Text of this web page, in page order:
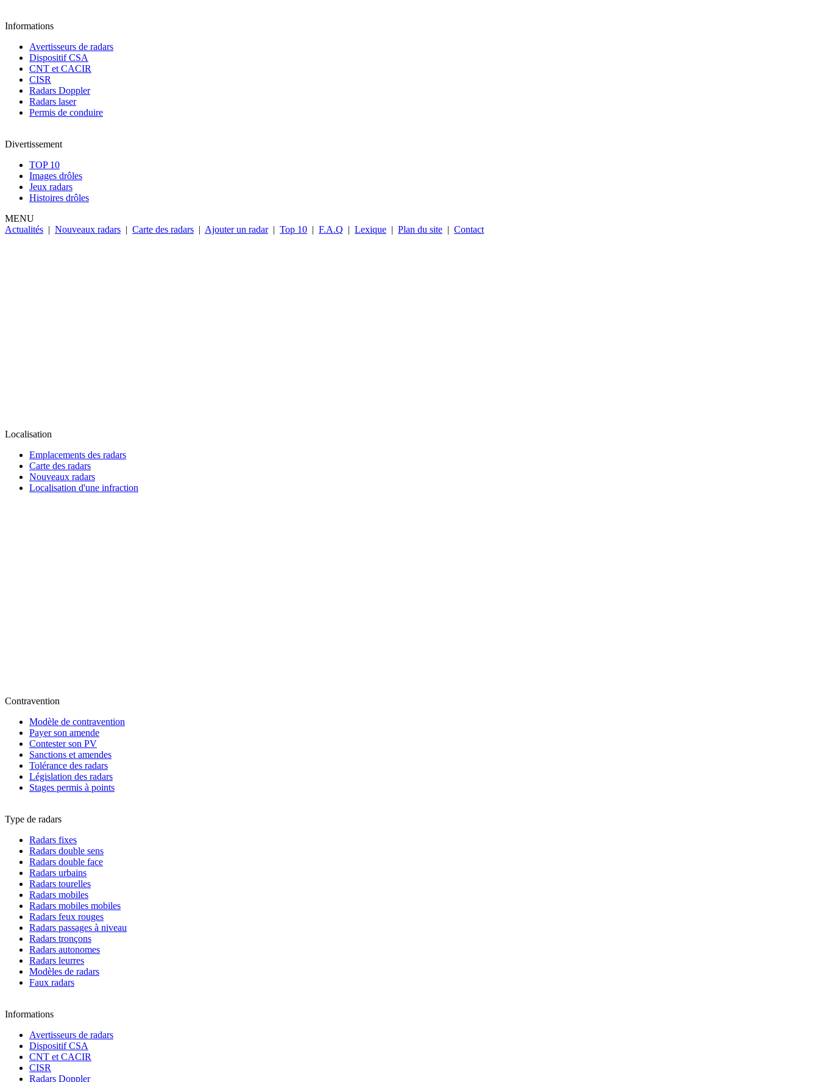
Informations
Avertisseurs de radars
Dispositif CSA
CNT et CACIR
CISR
Radars Doppler
Radars laser
Permis de conduire
Divertissement
TOP 10
Images drôles
Jeux radars
Histoires drôles
MENU
Actualités | Nouveaux radars | Carte des radars | Ajouter un radar | Top 10 | F.A.Q | Lexique | Plan du site | Contact
Localisation
Emplacements des radars
Carte des radars
Nouveaux radars
Localisation d'une infraction
Contravention
Modèle de contravention
Payer son amende
Contester son PV
Sanctions et amendes
Tolérance des radars
Législation des radars
Stages permis à points
Type de radars
Radars fixes
Radars double sens
Radars double face
Radars urbains
Radars tourelles
Radars mobiles
Radars mobiles mobiles
Radars feux rouges
Radars passages à niveau
Radars tronçons
Radars autonomes
Radars leurres
Modèles de radars
Faux radars
Informations
Avertisseurs de radars
Dispositif CSA
CNT et CACIR
CISR
Radars Doppler